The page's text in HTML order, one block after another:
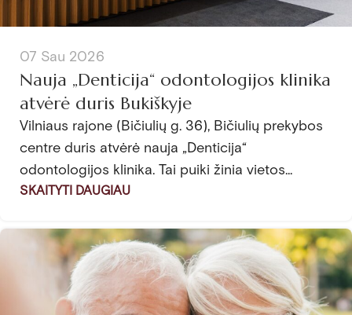
07 Sau 2026
Nauja „Denticija“ odontologijos klinika
atvėrė duris Bukiškyje
Vilniaus rajone (Bičiulių g. 36), Bičiulių prekybos
centre duris atvėrė nauja „Denticija“
odontologijos klinika. Tai puiki žinia vietos...
SKAITYTI DAUGIAU